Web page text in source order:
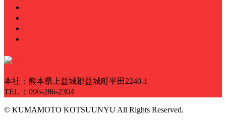
本社：熊本県上益城郡益城町平田2240-1
TEL ：096-286-2304
© KUMAMOTO KOTSUUNYU All Rights Reserved.